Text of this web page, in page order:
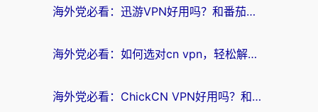
海外党必看：迅游VPN好用吗？和番茄加速器VPN对比哪个回国效果更好？
海外党必看：如何选对cn vpn，轻松解锁国内影音游戏？
海外党必看：ChickCN VPN好用吗？和星河VPN对比哪个回国效果更好？附真实体验+避坑指南